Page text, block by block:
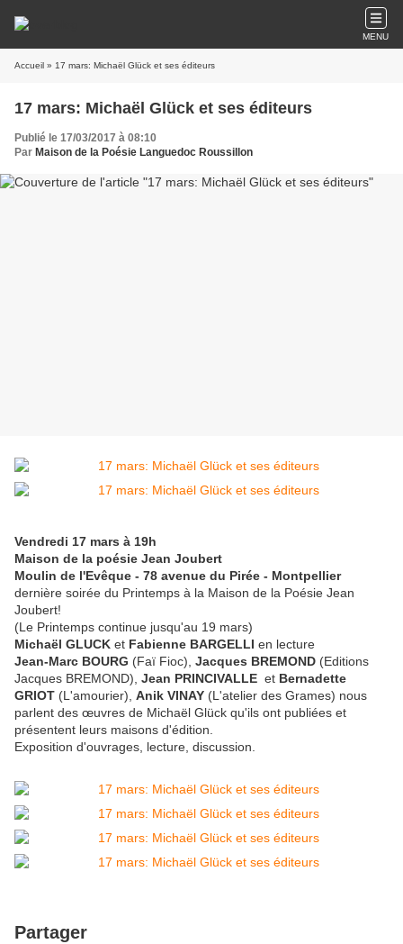
MENU
Accueil » 17 mars: Michaël Glück et ses éditeurs
17 mars: Michaël Glück et ses éditeurs
Publié le 17/03/2017 à 08:10
Par Maison de la Poésie Languedoc Roussillon
Vendredi 17 mars à 19h
Maison de la poésie Jean Joubert
Moulin de l'Evêque - 78 avenue du Pirée - Montpellier
dernière soirée du Printemps à la Maison de la Poésie Jean
Joubert!
(Le Printemps continue jusqu'au 19 mars)
Michaël GLUCK et Fabienne BARGELLI en lecture
Jean-Marc BOURG (Faï Fioc), Jacques BREMOND (Editions
Jacques BREMOND), Jean PRINCIVALLE et Bernadette
GRIOT (L'amourier), Anik VINAY (L'atelier des Grames) nous
parlent des œuvres de Michaël Glück qu'ils ont publiées et
présentent leurs maisons d'édition.
Exposition d'ouvrages, lecture, discussion.
Partager